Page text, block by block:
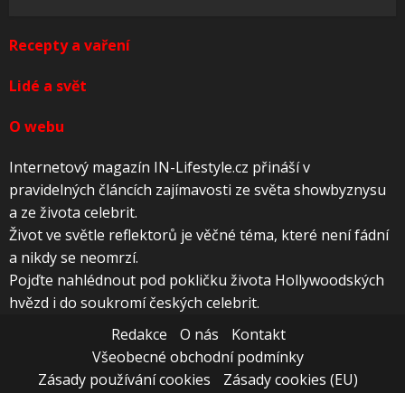
Recepty a vaření
Lidé a svět
O webu
Internetový magazín IN-Lifestyle.cz přináší v
pravidelných článcích zajímavosti ze světa showbyznysu
a ze života celebrit.
Život ve světle reflektorů je věčné téma, které není fádní
a nikdy se neomrzí.
Pojďte nahlédnout pod pokličku života Hollywoodských
hvězd i do soukromí českých celebrit.
Redakce
O nás
Kontakt
Všeobecné obchodní podmínky
Zásady používání cookies
Zásady cookies (EU)